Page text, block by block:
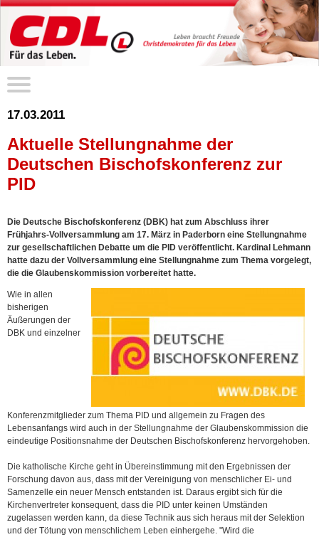
17.03.2011
Aktuelle Stellungnahme der
Deutschen Bischofskonferenz zur
PID
Die Deutsche Bischofskonferenz (DBK) hat zum Abschluss ihrer
Frühjahrs-Vollversammlung am 17. März in Paderborn eine Stellungnahme
zur gesellschaftlichen Debatte um die PID veröffentlicht. Kardinal Lehmann
hatte dazu der Vollversammlung eine Stellungnahme zum Thema vorgelegt,
die die Glaubenskommission vorbereitet hatte.
Wie in allen
bisherigen
Äußerungen der
DBK und einzelner
Konferenzmitglieder zum Thema PID und allgemein zu Fragen des
Lebensanfangs wird auch in der Stellungnahme der Glaubenskommission die
eindeutige Positionsnahme der Deutschen Bischofskonferenz hervorgehoben.
Die katholische Kirche geht in Übereinstimmung mit den Ergebnissen der
Forschung davon aus, dass mit der Vereinigung von menschlicher Ei- und
Samenzelle ein neuer Mensch entstanden ist. Daraus ergibt sich für die
Kirchenvertreter konsequent, dass die PID unter keinen Umständen
zugelassen werden kann, da diese Technik aus sich heraus mit der Selektion
und der Tötung von menschlichem Leben einhergehe. "Wird die